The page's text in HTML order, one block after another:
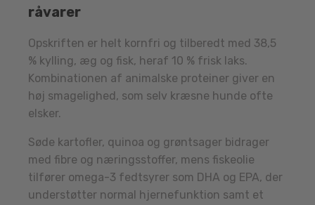
råvarer
Opskriften er helt kornfri og tilberedt med 38,5
% kylling, æg og fisk, heraf 10 % frisk laks.
Kombinationen af animalske proteiner giver en
høj smagelighed, som selv kræsne hunde ofte
elsker.
Søde kartofler, quinoa og grøntsager bidrager
med fibre og næringsstoffer, mens fiskeolie
tilfører omega-3 fedtsyrer som DHA og EPA, der
understøtter normal hjernefunktion samt et